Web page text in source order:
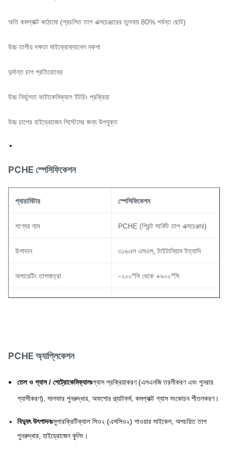
অতি কমপ্যাক্ট কাঠামো (প্রচলিত তাপ এক্সচেঞ্জারের তুলনায় 80% পর্যন্ত ছোট)
উচ্চ তাপীয় দক্ষতা মাইক্রোক্যানেল নকশা
দুর্দান্ত চাপ প্রতিরোধের
উচ্চ নির্ভুলতা ফটোকেমিক্যাল ইটচিং প্রক্রিয়া
উচ্চ চাপের হাইড্রোজেন সিস্টেমের জন্য উপযুক্ত
PCHE স্পেসিফিকেশন
প্যারামিটার স্পেসিফিকেশন
পণ্যের নাম PCHE (প্রিন্ট সার্কিট তাপ এক্সচেঞ্জার)
উপাদান ৩১৬এল এসএস, টাইটানিয়াম ইত্যাদি
অপারেটিং তাপমাত্রা -২০০°সি থেকে +৯০০°সি
অপারেটিং চাপ ৬০০ বার পর্যন্ত
প্লেটের বেধ
PCHE অ্যাপ্লিকেশন
তেল ও গ্যাস / পেট্রোকেমিক্যালঃগ্যাস প্রক্রিয়াকরণ (এলএনজি তরলীকরণ এবং পুনরায়
গ্যাসীকরণ), সালফার পুনরুদ্ধার, অফশোর প্ল্যাটফর্ম, কমপ্যাক্ট গ্যাস সংকোচন শীতলকরণ।
বিদ্যুৎ উৎপাদনঃসুপারক্রিটিক্যাল সিও২ (এসসিও২) পাওয়ার সাইকেল, অপচয়িত তাপ
পুনরুদ্ধার, হাইড্রোজেন কুলিং।